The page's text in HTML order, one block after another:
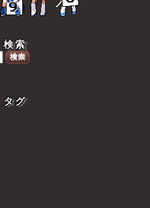
検索
検索
タグ